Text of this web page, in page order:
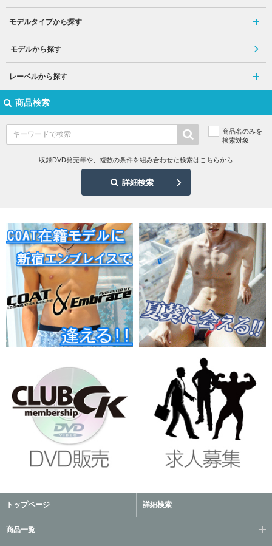
モデルタイプから探す
モデルから探す
レーベルから探す
商品検索
商品名のみを
検索対象
収録DVD発売年や、複数の条件を組み合わせた検索はこちらから
詳細検索
トップページ 詳細検索
商品一覧